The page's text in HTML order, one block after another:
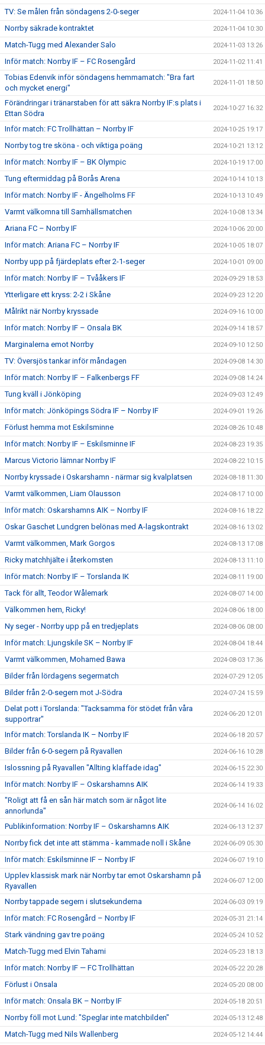
TV: Se målen från söndagens 2-0-seger 2024-11-04 10:36
Norrby säkrade kontraktet 2024-11-04 10:30
Match-Tugg med Alexander Salo 2024-11-03 13:26
Inför match: Norrby IF – FC Rosengård 2024-11-02 11:41
Tobias Edenvik inför söndagens hemmamatch: "Bra fart
och mycket energi"
2024-11-01 18:50
Förändringar i tränarstaben för att säkra Norrby IF:s plats i
Ettan Södra
2024-10-27 16:32
Inför match: FC Trollhättan – Norrby IF 2024-10-25 19:17
Norrby tog tre sköna - och viktiga poäng 2024-10-21 13:12
Inför match: Norrby IF – BK Olympic 2024-10-19 17:00
Tung eftermiddag på Borås Arena 2024-10-14 10:13
Inför match: Norrby IF - Ängelholms FF 2024-10-13 10:49
Varmt välkomna till Samhällsmatchen 2024-10-08 13:34
Ariana FC – Norrby IF 2024-10-06 20:00
Inför match: Ariana FC – Norrby IF 2024-10-05 18:07
Norrby upp på fjärdeplats efter 2-1-seger 2024-10-01 09:00
Inför match: Norrby IF – Tvååkers IF 2024-09-29 18:53
Ytterligare ett kryss: 2-2 i Skåne 2024-09-23 12:20
Målrikt när Norrby kryssade 2024-09-16 10:00
Inför match: Norrby IF – Onsala BK 2024-09-14 18:57
Marginalerna emot Norrby 2024-09-10 12:50
TV: Översjös tankar inför måndagen 2024-09-08 14:30
Inför match: Norrby IF – Falkenbergs FF 2024-09-08 14:24
Tung kväll i Jönköping 2024-09-03 12:49
Inför match: Jönköpings Södra IF – Norrby IF 2024-09-01 19:26
Förlust hemma mot Eskilsminne 2024-08-26 10:48
Inför match: Norrby IF – Eskilsminne IF 2024-08-23 19:35
Marcus Victorio lämnar Norrby IF 2024-08-22 10:15
Norrby kryssade i Oskarshamn - närmar sig kvalplatsen 2024-08-18 11:30
Varmt välkommen, Liam Olausson 2024-08-17 10:00
Inför match: Oskarshamns AIK – Norrby IF 2024-08-16 18:22
Oskar Gaschet Lundgren belönas med A-lagskontrakt 2024-08-16 13:02
Varmt välkommen, Mark Gorgos 2024-08-13 17:08
Ricky matchhjälte i återkomsten 2024-08-13 11:10
Inför match: Norrby IF – Torslanda IK 2024-08-11 19:00
Tack för allt, Teodor Wålemark 2024-08-07 14:00
Välkommen hem, Ricky! 2024-08-06 18:00
Ny seger - Norrby upp på en tredjeplats 2024-08-06 08:00
Inför match: Ljungskile SK – Norrby IF 2024-08-04 18:44
Varmt välkommen, Mohamed Bawa 2024-08-03 17:36
Bilder från lördagens segermatch 2024-07-29 12:05
Bilder från 2-0-segern mot J-Södra 2024-07-24 15:59
Delat pott i Torslanda: "Tacksamma för stödet från våra
supportrar"
2024-06-20 12:01
Inför match: Torslanda IK – Norrby IF 2024-06-18 20:57
Bilder från 6-0-segern på Ryavallen 2024-06-16 10:28
Islossning på Ryavallen "Allting klaffade idag" 2024-06-15 22:30
Inför match: Norrby IF – Oskarshamns AIK 2024-06-14 19:33
"Roligt att få en sån här match som är något lite
annorlunda"
2024-06-14 16:02
Publikinformation: Norrby IF – Oskarshamns AIK 2024-06-13 12:37
Norrby fick det inte att stämma - kammade noll i Skåne 2024-06-09 05:30
Inför match: Eskilsminne IF – Norrby IF 2024-06-07 19:10
Upplev klassisk mark när Norrby tar emot Oskarshamn på
Ryavallen
2024-06-07 12:00
Norrby tappade segern i slutsekunderna 2024-06-03 09:19
Inför match: FC Rosengård – Norrby IF 2024-05-31 21:14
Stark vändning gav tre poäng 2024-05-24 10:52
Match-Tugg med Elvin Tahami 2024-05-23 18:13
Inför match: Norrby IF — FC Trollhättan 2024-05-22 20:28
Förlust i Onsala 2024-05-20 08:00
Inför match: Onsala BK – Norrby IF 2024-05-18 20:51
Norrby föll mot Lund: "Speglar inte matchbilden" 2024-05-13 12:48
Match-Tugg med Nils Wallenberg 2024-05-12 14:44